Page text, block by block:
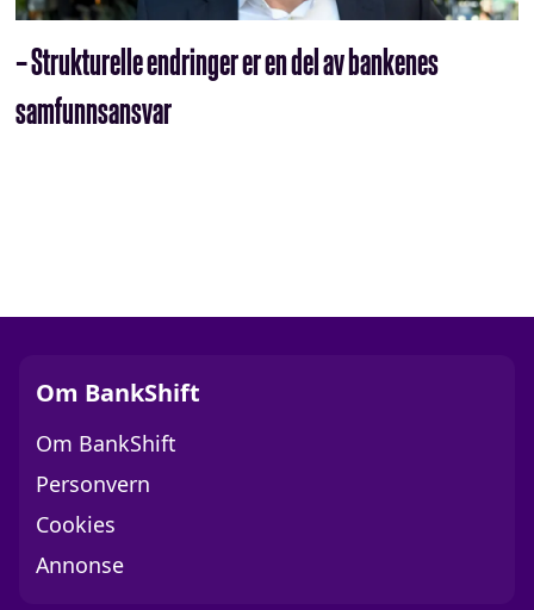
– Strukturelle endringer er en del av bankenes
samfunnsansvar
Om BankShift
Om BankShift
Personvern
Cookies
Annonse